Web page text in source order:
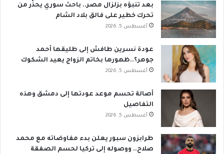
بعد تنبؤه بزلزال مصر.. باحث سوري يحذّر من
تحرك خطير على فالق بلاد الشام
أغسطس 5, 2026
عودة نسرين طافش إلى طليقها أحمد
جوهر؟..ظهورها بخاتم الزواج يعيد الشكوك
أغسطس 5, 2026
أصالة تحسم موعد عودتها إلى دمشق وهذه
التفاصيل
أغسطس 5, 2026
طرابزون سبور يعلن بدء مفاوضاته مع محمد
صلاح.. ووصوله إلى تركيا لحسم الصفقة